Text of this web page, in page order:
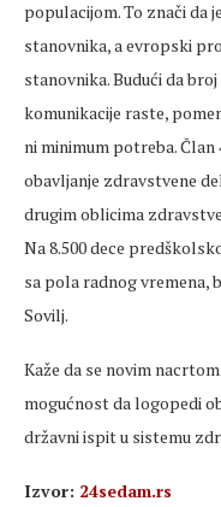
populacijom. To znači da
stanovnika, a evropski
stanovnika. Budući da
komunikacije raste,
ni minimum potreba.
obavljanje zdravstvene
drugim oblicima
Na 8.500 dece
sa pola radnog vremena,
Sovilj.
Kaže da se novim
mogućnost da logopedi
državni ispit u sistemu
Izvor: 24sedam.rs